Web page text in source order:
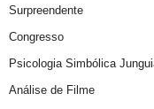
Surpreendente
Congresso
Psicologia Simbólica
Análise de Filme